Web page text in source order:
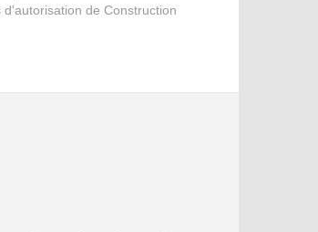
d'autorisation de Construction